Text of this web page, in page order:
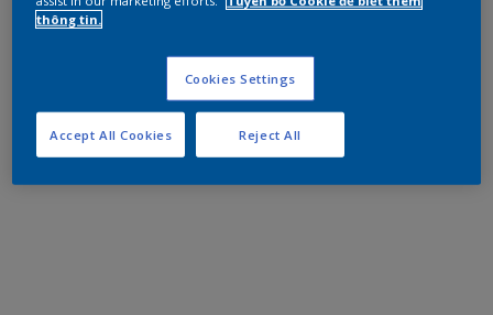
thông tin.
Cookies Settings
Reject All
Accept All Cookies